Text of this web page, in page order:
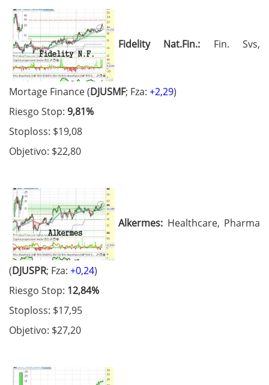
Fidelity Nat.Fin.: Fin. Svs,
Mortage Finance (DJUSMF; Fza: +2,29)
Riesgo Stop: 9,81%
Stoploss: $19,08
Objetivo: $22,80
Alkermes: Healthcare, Pharma
(DJUSPR; Fza: +0,24)
Riesgo Stop: 12,84%
Stoploss: $17,95
Objetivo: $27,20